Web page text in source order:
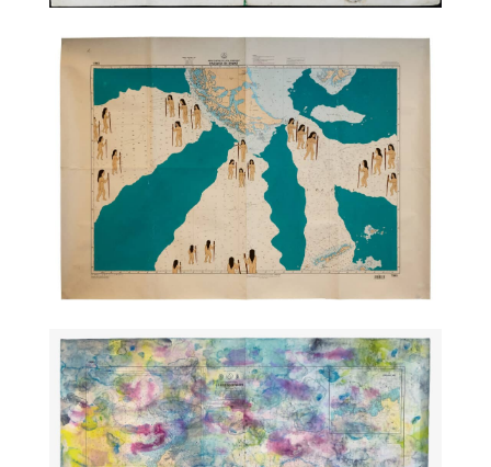
TALC02-29 – Julie Polidoro
TALC02-30 – Kubra Khademi